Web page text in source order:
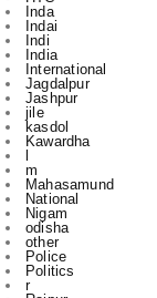
International
Jagdalpur
Jashpur
jile
kasdol
Kawardha
l
m
Mahasamund
National
Nigam
odisha
other
Police
Politics
r
Raipur
Raipur in
Rajnandgaon
Ranchi
Rikeshsen